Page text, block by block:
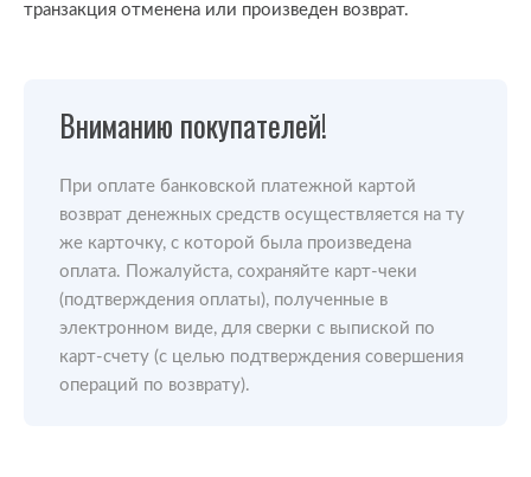
транзакция отменена или произведен возврат.
Вниманию покупателей!
При оплате банковской платежной картой
возврат денежных средств осуществляется на ту
же карточку, с которой была произведена
оплата. Пожалуйста, сохраняйте карт-чеки
(подтверждения оплаты), полученные в
электронном виде, для сверки с выпиской по
карт-счету (с целью подтверждения совершения
операций по возврату).